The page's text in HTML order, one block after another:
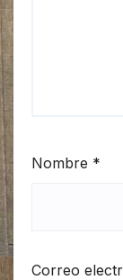
Nombre *
Correo